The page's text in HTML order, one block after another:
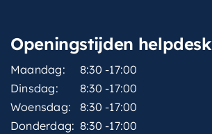
Openingstijden helpdesk
Maandag:
8:30 -17:00
Dinsdag:
8:30 -17:00
Woensdag:
8:30 -17:00
Donderdag: 8:30 -17:00